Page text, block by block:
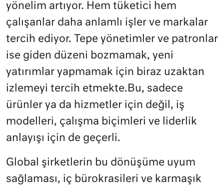
yönelim artıyor. Hem tüketici hem
çalışanlar daha anlamlı işler ve markalar
tercih ediyor. Tepe yönetimler ve patronlar
ise giden düzeni bozmamak, yeni
yatırımlar yapmamak için biraz uzaktan
izlemeyi tercih etmekte.Bu, sadece
ürünler ya da hizmetler için değil, iş
modelleri, çalışma biçimleri ve liderlik
anlayışı için de geçerli.
Global şirketlerin bu dönüşüme uyum
sağlaması, iç bürokrasileri ve karmaşık